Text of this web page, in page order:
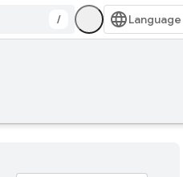
/